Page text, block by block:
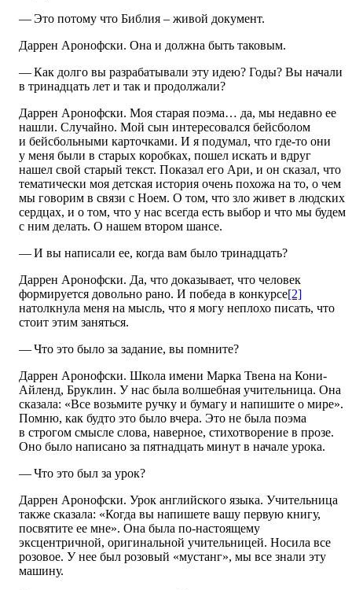
— Это потому что Библия – живой документ.
Даррен Аронофски. Она и должна быть таковым.
— Как долго вы разрабатывали эту идею? Годы? Вы начали
в тринадцать лет и так и продолжали?
Даррен Аронофски. Моя старая поэма… да, мы недавно ее
нашли. Случайно. Мой сын интересовался бейсболом
и бейсбольными карточками. И я подумал, что где-то они
у меня были в старых коробках, пошел искать и вдруг
нашел свой старый текст. Показал его Ари, и он сказал, что
тематически моя детская история очень похожа на то, о чем
мы говорим в связи с Ноем. О том, что зло живет в людских
сердцах, и о том, что у нас всегда есть выбор и что мы будем
с ним делать. О нашем втором шансе.
— И вы написали ее, когда вам было тринадцать?
Даррен Аронофски. Да, что доказывает, что человек
формируется довольно рано. И победа в конкурсе[2]
натолкнула меня на мысль, что я могу неплохо писать, что
стоит этим заняться.
— Что это было за задание, вы помните?
Даррен Аронофски. Школа имени Марка Твена на Кони-
Айленд, Бруклин. У нас была волшебная учительница. Она
сказала: «Все возьмите ручку и бумагу и напишите о мире».
Помню, как будто это было вчера. Это не была поэма
в строгом смысле слова, наверное, стихотворение в прозе.
Оно было написано за пятнадцать минут в начале урока.
— Что это был за урок?
Даррен Аронофски. Урок английского языка. Учительница
также сказала: «Когда вы напишете вашу первую книгу,
посвятите ее мне». Она была по-настоящему
эксцентричной, оригинальной учительницей. Носила все
розовое. У нее был розовый «мустанг», мы все знали эту
машину.